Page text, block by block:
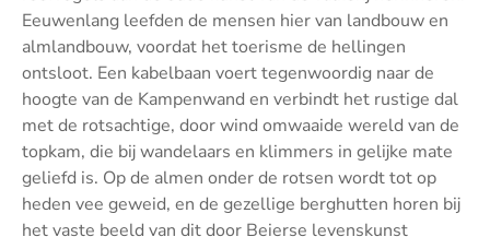
Eeuwenlang leefden de mensen hier van landbouw en
almlandbouw, voordat het toerisme de hellingen
ontsloot. Een kabelbaan voert tegenwoordig naar de
hoogte van de Kampenwand en verbindt het rustige dal
met de rotsachtige, door wind omwaaide wereld van de
topkam, die bij wandelaars en klimmers in gelijke mate
geliefd is. Op de almen onder de rotsen wordt tot op
heden vee geweid, en de gezellige berghutten horen bij
het vaste beeld van dit door Beierse levenskunst